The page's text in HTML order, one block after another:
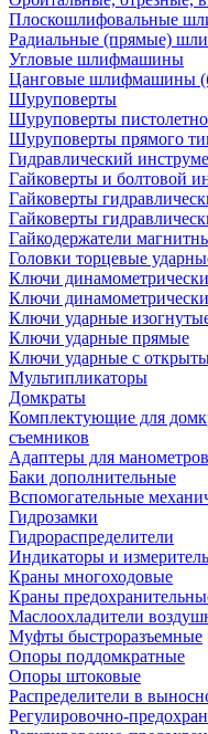
Плоскошлифовальные
Радиальные (прямые)
Угловые шлифмашины
Цанговые шлифмашины
Шуруповерты
Шуруповерты
Шуруповерты прямого
Гидравлический
Гайковерты и болтовой
Гайковерты
Гайковерты
Гайкодержатели
Головки торцевые
Ключи
Ключи
Ключи ударные
Ключи ударные прямые
Ключи ударные с
Мультипликаторы
Домкраты
Комплектующие для
съемников
Адаптеры для манометров
Баки дополнительные
Вспомогательные
Гидрозамки
Гидрораспределители
Индикаторы и
Краны многоходовые
Краны
Маслоохладители
Муфты быстроразъемные
Опоры поддомкратные
Опоры штоковые
Распределители в
Регулировочно-